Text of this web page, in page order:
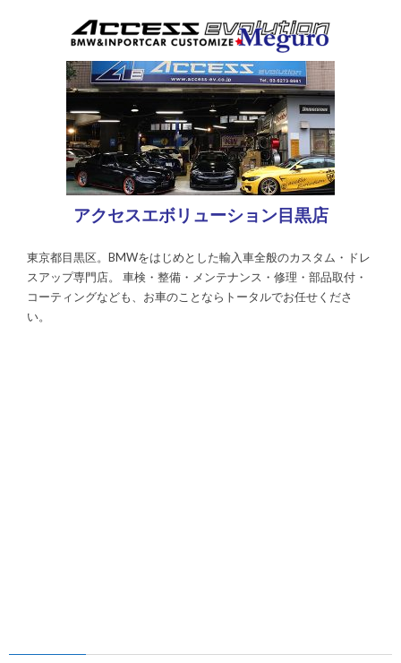
アクセスエボリューション目黒店
東京都目黒区。BMWをはじめとした輸入車全般のカスタム・ドレ
スアップ専門店。 車検・整備・メンテナンス・修理・部品取付・
コーティングなども、お車のことならトータルでお任せくださ
い。